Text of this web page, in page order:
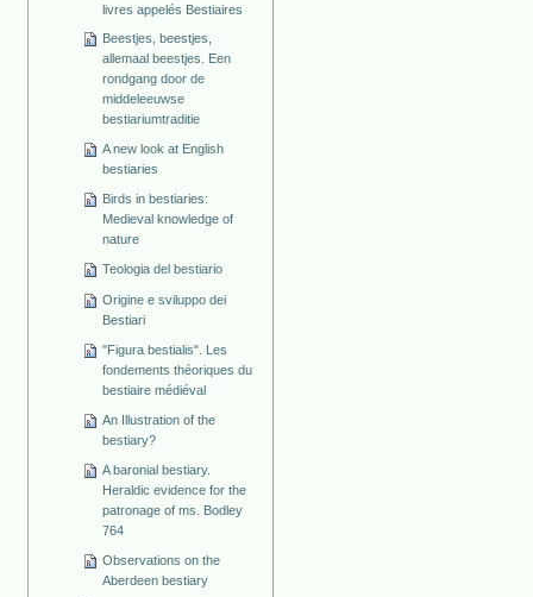
livres appelés Bestiaires
Beestjes, beestjes,
allemaal beestjes. Een
rondgang door de
middeleeuwse
bestiariumtraditie
A new look at English
bestiaries
Birds in bestiaries:
Medieval knowledge of
nature
Teologia del bestiario
Origine e sviluppo dei
Bestiari
"Figura bestialis". Les
fondements théoriques du
bestiaire médiéval
An Illustration of the
bestiary?
A baronial bestiary.
Heraldic evidence for the
patronage of ms. Bodley
764
Observations on the
Aberdeen bestiary